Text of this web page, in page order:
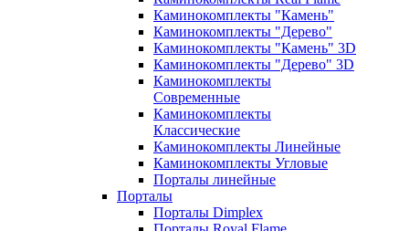
Каминокомплекты "Камень"
Каминокомплекты "Дерево"
Каминокомплекты "Камень" 3D
Каминокомплекты "Дерево" 3D
Каминокомплекты
Современные
Каминокомплекты
Классические
Каминокомплекты Линейные
Каминокомплекты Угловые
Порталы линейные
Порталы
Порталы Dimplex